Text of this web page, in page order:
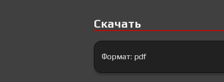
Скачать
Формат: pdf